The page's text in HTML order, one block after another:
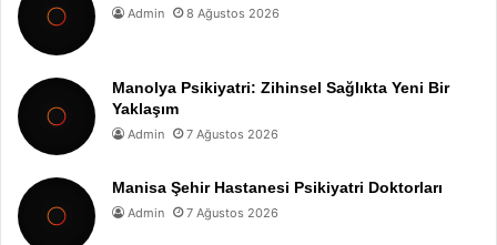
Admin 8 Ağustos 2026
Manolya Psikiyatri: Zihinsel Sağlıkta Yeni Bir
Yaklaşım
Admin 7 Ağustos 2026
Manisa Şehir Hastanesi Psikiyatri Doktorları
Admin 7 Ağustos 2026